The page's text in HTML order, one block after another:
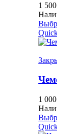
1 500
1 000